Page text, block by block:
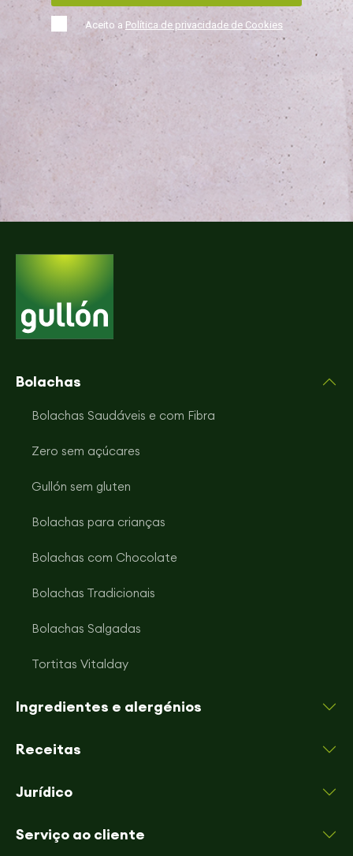
Aceito a Política de privacidade de Cookies
Bolachas
Bolachas Saudáveis e com Fibra
Zero sem açúcares
Gullón sem gluten
Bolachas para crianças
Bolachas com Chocolate
Bolachas Tradicionais
Bolachas Salgadas
Tortitas Vitalday
Ingredientes e alergénios
Receitas
Jurídico
Serviço ao cliente